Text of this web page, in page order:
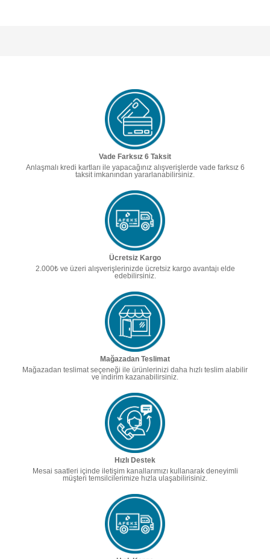
Vade Farksız 6 Taksit
Anlaşmalı kredi kartları ile yapacağınız alışverişlerde vade farksız 6
taksit imkanından yararlanabilirsiniz.
Ücretsiz Kargo
2.000₺ ve üzeri alışverişlerinizde ücretsiz kargo avantajı elde
edebilirsiniz.
Mağazadan Teslimat
Mağazadan teslimat seçeneği ile ürünlerinizi daha hızlı teslim alabilir
ve indirim kazanabilirsiniz.
Hızlı Destek
Mesai saatleri içinde iletişim kanallarımızı kullanarak deneyimli
müşteri temsilcilerimize hızla ulaşabilirisiniz.